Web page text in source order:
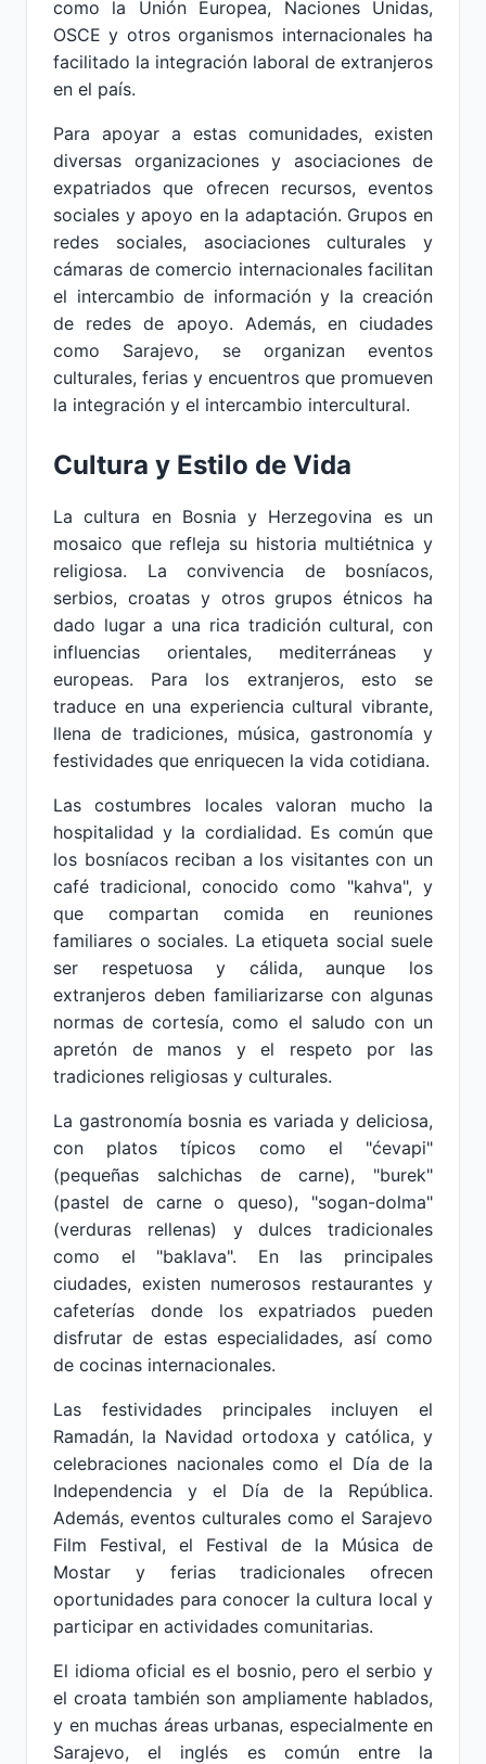
como la Unión Europea, Naciones Unidas,
OSCE y otros organismos internacionales ha
facilitado la integración laboral de extranjeros
en el país.
Para apoyar a estas comunidades, existen
diversas organizaciones y asociaciones de
expatriados que ofrecen recursos, eventos
sociales y apoyo en la adaptación. Grupos en
redes sociales, asociaciones culturales y
cámaras de comercio internacionales facilitan
el intercambio de información y la creación
de redes de apoyo. Además, en ciudades
como Sarajevo, se organizan eventos
culturales, ferias y encuentros que promueven
la integración y el intercambio intercultural.
Cultura y Estilo de Vida
La cultura en Bosnia y Herzegovina es un
mosaico que refleja su historia multiétnica y
religiosa. La convivencia de bosníacos,
serbios, croatas y otros grupos étnicos ha
dado lugar a una rica tradición cultural, con
influencias orientales, mediterráneas y
europeas. Para los extranjeros, esto se
traduce en una experiencia cultural vibrante,
llena de tradiciones, música, gastronomía y
festividades que enriquecen la vida cotidiana.
Las costumbres locales valoran mucho la
hospitalidad y la cordialidad. Es común que
los bosníacos reciban a los visitantes con un
café tradicional, conocido como "kahva", y
que compartan comida en reuniones
familiares o sociales. La etiqueta social suele
ser respetuosa y cálida, aunque los
extranjeros deben familiarizarse con algunas
normas de cortesía, como el saludo con un
apretón de manos y el respeto por las
tradiciones religiosas y culturales.
La gastronomía bosnia es variada y deliciosa,
con platos típicos como el "ćevapi"
(pequeñas salchichas de carne), "burek"
(pastel de carne o queso), "sogan-dolma"
(verduras rellenas) y dulces tradicionales
como el "baklava". En las principales
ciudades, existen numerosos restaurantes y
cafeterías donde los expatriados pueden
disfrutar de estas especialidades, así como
de cocinas internacionales.
Las festividades principales incluyen el
Ramadán, la Navidad ortodoxa y católica, y
celebraciones nacionales como el Día de la
Independencia y el Día de la República.
Además, eventos culturales como el Sarajevo
Film Festival, el Festival de la Música de
Mostar y ferias tradicionales ofrecen
oportunidades para conocer la cultura local y
participar en actividades comunitarias.
El idioma oficial es el bosnio, pero el serbio y
el croata también son ampliamente hablados,
y en muchas áreas urbanas, especialmente en
Sarajevo, el inglés es común entre la